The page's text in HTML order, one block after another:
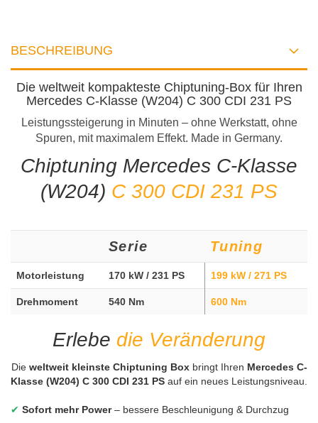
BESCHREIBUNG
Die weltweit kompakteste Chiptuning-Box für Ihren
Mercedes C-Klasse (W204) C 300 CDI 231 PS
Leistungssteigerung in Minuten – ohne Werkstatt, ohne
Spuren, mit maximalem Effekt. Made in Germany.
Chiptuning Mercedes C-Klasse
(W204) C 300 CDI 231 PS
Serie Tuning
Motorleistung 170 kW / 231 PS 199 kW / 271 PS
Drehmoment 540 Nm 600 Nm
Erlebe die Veränderung
Die weltweit kleinste Chiptuning Boxbringt Ihren Mercedes C-
Klasse (W204) C 300 CDI 231 PS auf ein neues Leistungsniveau.
✔ Sofort mehr Power– bessere Beschleunigung & Durchzug